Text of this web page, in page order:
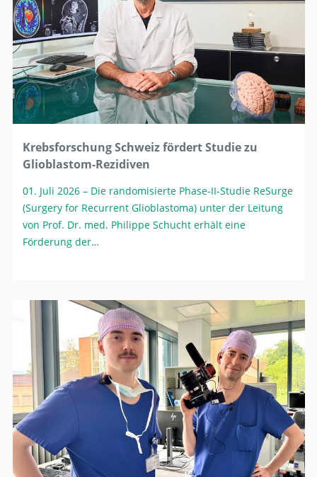
Krebsforschung Schweiz fördert Studie zu
Glioblastom-Rezidiven
01. Juli 2026 – Die randomisierte Phase-II-Studie ReSurge
(Surgery for Recurrent Glioblastoma) unter der Leitung
von Prof. Dr. med. Philippe Schucht erhält eine
Förderung der…
Suche